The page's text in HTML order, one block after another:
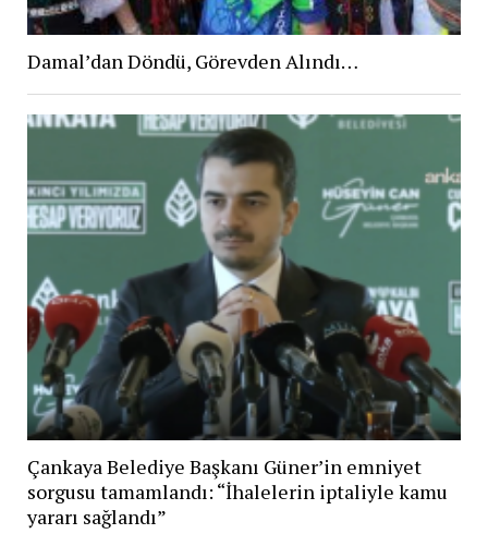
Damal’dan Döndü, Görevden Alındı…
Çankaya Belediye Başkanı Güner’in emniyet
sorgusu tamamlandı: “İhalelerin iptaliyle kamu
yararı sağlandı”